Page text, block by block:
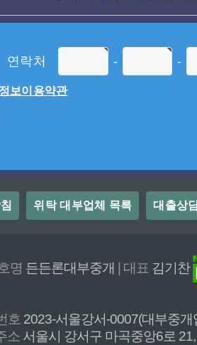
연락처 - -
보이용약관
위탁 대부업체 목록 대출상
명 든든론대부중개 | 대표 김기찬
호 2023-서울강서-0007(대부중개
소 서울시 강서구 마곡중앙6로